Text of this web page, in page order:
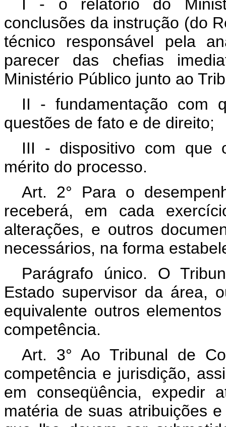
I - o relatório do
conclusões da instrução (do
técnico responsável pela
parecer das chefias
Ministério Público junto ao
II - fundamentação com
questões de fato e de direito;
III - dispositivo com que
mérito do processo.
Art. 2° Para o
receberá, em cada
alterações, e outros
necessários, na forma
Parágrafo único. O
Estado supervisor da área,
equivalente outros
competência.
Art. 3° Ao Tribunal de
competência e jurisdição,
em conseqüência, expedir
matéria de suas atribuições